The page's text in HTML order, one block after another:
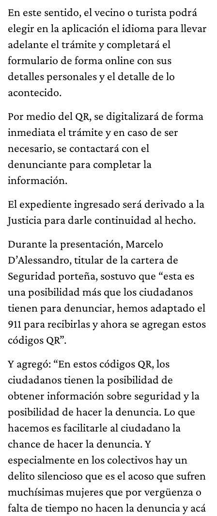
En este sentido, el vecino o turista podrá
elegir en la aplicación el idioma para llevar
adelante el trámite y completará el
formulario de forma online con sus
detalles personales y el detalle de lo
acontecido.
Por medio del QR, se digitalizará de forma
inmediata el trámite y en caso de ser
necesario, se contactará con el
denunciante para completar la
información.
El expediente ingresado será derivado a la
Justicia para darle continuidad al hecho.
Durante la presentación, Marcelo
D’Alessandro, titular de la cartera de
Seguridad porteña, sostuvo que “esta es
una posibilidad más que los ciudadanos
tienen para denunciar, hemos adaptado el
911 para recibirlas y ahora se agregan estos
códigos QR”.
Y agregó: “En estos códigos QR, los
ciudadanos tienen la posibilidad de
obtener información sobre seguridad y la
posibilidad de hacer la denuncia. Lo que
hacemos es facilitarle al ciudadano la
chance de hacer la denuncia. Y
especialmente en los colectivos hay un
delito silencioso que es el acoso que sufren
muchísimas mujeres que por vergüenza o
falta de tiempo no hacen la denuncia y acá